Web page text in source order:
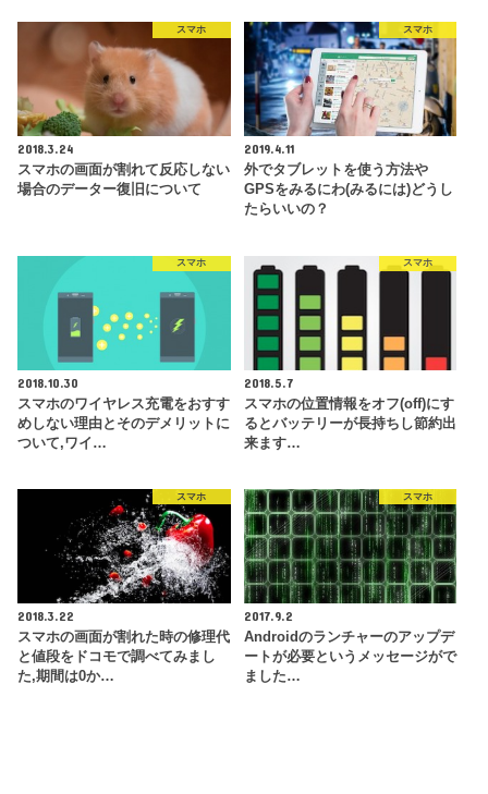
スマホ
2018.3.24
スマホの画面が割れて反応しない
場合のデーター復旧について
スマホ
2019.4.11
外でタブレットを使う方法や
GPSをみるにわ(みるには)どうし
たらいいの？
スマホ
2018.10.30
スマホのワイヤレス充電をおすす
めしない理由とそのデメリットに
ついて,ワイ…
スマホ
2018.5.7
スマホの位置情報をオフ(off)にす
るとバッテリーが長持ちし節約出
来ます…
スマホ
2018.3.22
スマホの画面が割れた時の修理代
と値段をドコモで調べてみまし
た,期間は0か…
スマホ
2017.9.2
Androidのランチャーのアップデ
ートが必要というメッセージがで
ました…